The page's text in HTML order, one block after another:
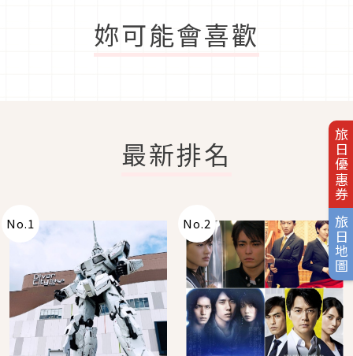
旅日優惠券
旅日地圖
妳可能會喜歡
最新排名
No.1 No.2